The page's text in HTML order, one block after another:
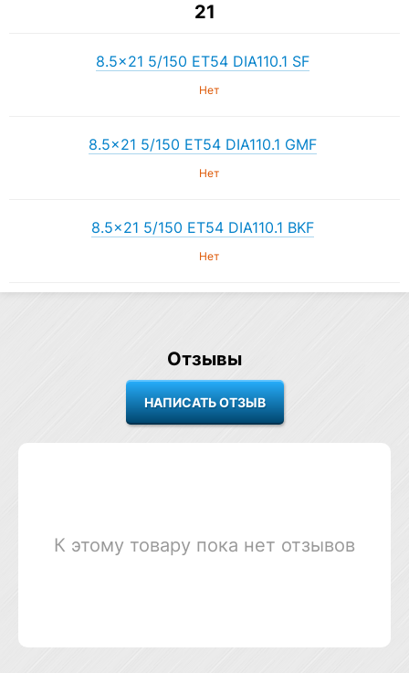
21
8.5×21 5/150 ET54 DIA110.1 SF
Нет
8.5×21 5/150 ET54 DIA110.1 GMF
Нет
8.5×21 5/150 ET54 DIA110.1 BKF
Нет
Отзывы
К этому товару пока нет отзывов